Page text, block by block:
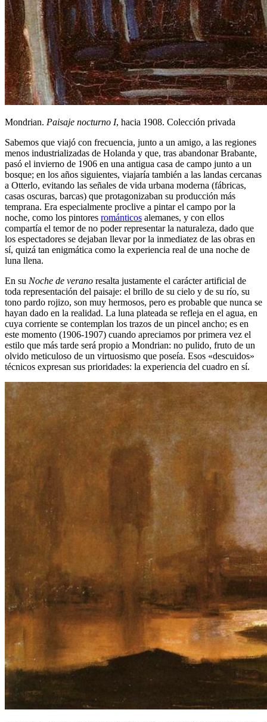
Mondrian. Paisaje nocturno I, hacia 1908. Colección privada
Sabemos que viajó con frecuencia, junto a un amigo, a las regiones
menos industrializadas de Holanda y que, tras abandonar Brabante,
pasó el invierno de 1906 en una antigua casa de campo junto a un
bosque; en los años siguientes, viajaría también a las landas cercanas
a Otterlo, evitando las señales de vida urbana moderna (fábricas,
casas oscuras, barcas) que protagonizaban su producción más
temprana. Era especialmente proclive a pintar el campo por la
noche, como los pintores románticos alemanes, y con ellos
compartía el temor de no poder representar la naturaleza, dado que
los espectadores se dejaban llevar por la inmediatez de las obras en
sí, quizá tan enigmática como la experiencia real de una noche de
luna llena.
En su Noche de verano resalta justamente el carácter artificial de
toda representación del paisaje: el brillo de su cielo y de su río, su
tono pardo rojizo, son muy hermosos, pero es probable que nunca se
hayan dado en la realidad. La luna plateada se refleja en el agua, en
cuya corriente se contemplan los trazos de un pincel ancho; es en
este momento (1906-1907) cuando apreciamos por primera vez el
estilo que más tarde será propio a Mondrian: no pulido, fruto de un
olvido meticuloso de un virtuosismo que poseía. Esos «descuidos»
técnicos expresan sus prioridades: la experiencia del cuadro en sí.